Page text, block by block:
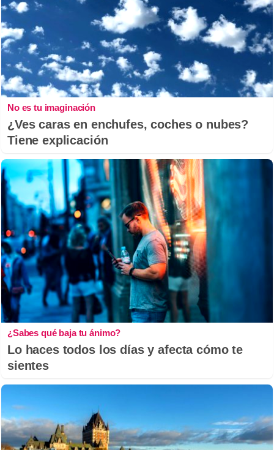
No es tu imaginación
¿Ves caras en enchufes, coches o nubes?
Tiene explicación
¿Sabes qué baja tu ánimo?
Lo haces todos los días y afecta cómo te
sientes